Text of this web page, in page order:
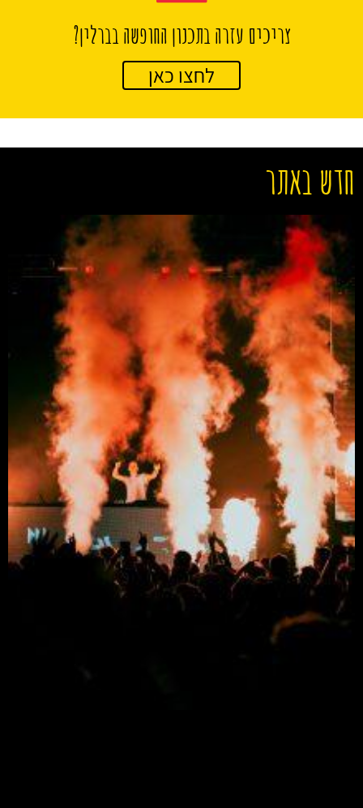
צריכים עזרה בתכנון החופשה בברלין?
לחצו כאן
חדש באתר